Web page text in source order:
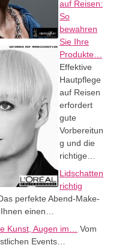
auf Reisen:
So
bewahren
Sie Ihre
Produkte…
Effektive
Hautpflege
auf Reisen
erfordert
gute
Vorbereitun
g und die
richtige…
Lidschatten
richtig
perfekte Abend-Make-
einen…
Kunst, Augen im…
Vom
Events…